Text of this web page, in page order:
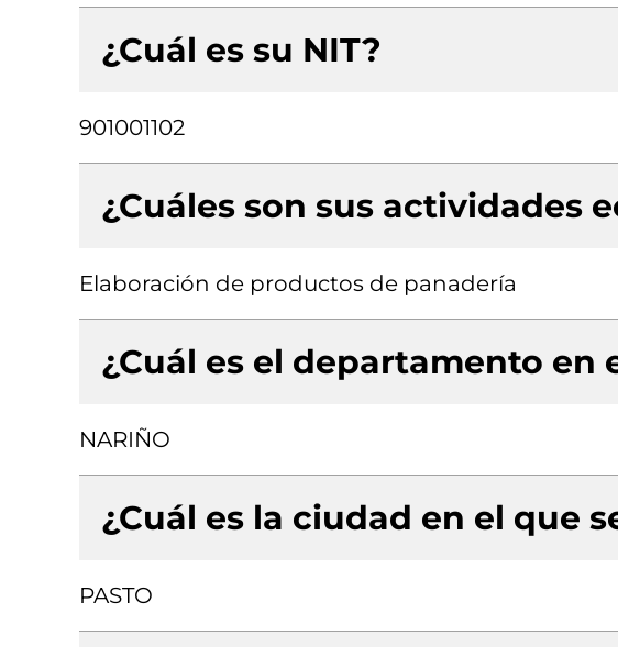
¿Cuál es su NIT?
901001102
¿Cuáles son sus actividades
Elaboración de productos de panadería
¿Cuál es el departamento en
NARIÑO
¿Cuál es la ciudad en el que
PASTO